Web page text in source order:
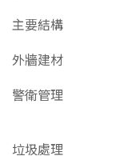
主要結構
外牆建材
警衛管理
垃圾處理